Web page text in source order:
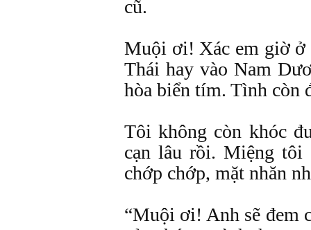
cũ.
Muội ơi! Xác em giờ ở
Thái hay vào Nam
hòa biển tím. Tình còn
Tôi không còn khóc
cạn lâu rồi. Miệng tôi
chớp chớp, mặt nhăn
“Muội ơi! Anh sẽ đem